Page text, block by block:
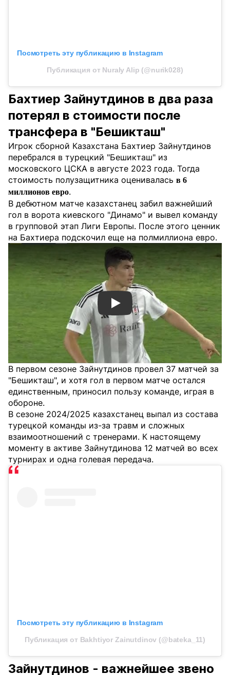
Посмотреть эту публикацию в Instagram
Публикация от Nuraly Alip (@nurik028)
Бахтиер Зайнутдинов в два раза
потерял в стоимости после
трансфера в "Бешикташ"
Игрок сборной Казахстана Бахтиер Зайнутдинов
перебрался в турецкий "Бешикташ" из
московского ЦСКА в августе 2023 года. Тогда
стоимость полузащитника оценивалась в 6
миллионов евро.
В дебютном матче казахстанец забил важнейший
гол в ворота киевского "Динамо" и вывел команду
в групповой этап Лиги Европы. После этого ценник
на Бахтиера подскочил еще на полмиллиона евро.
Смотреть видео YouTube
В первом сезоне Зайнутдинов провел 37 матчей за
"Бешикташ", и хотя гол в первом матче остался
единственным, приносил пользу команде, играя в
обороне.
В сезоне 2024/2025 казахстанец выпал из состава
турецкой команды из-за травм и сложных
взаимоотношений с тренерами. К настоящему
моменту в активе Зайнутдинова 12 матчей во всех
турнирах и одна голевая передача.
Посмотреть эту публикацию в Instagram
Публикация от Bakhtiyor Zainutdinov (@bateka_11)
Зайнутдинов - важнейшее звено